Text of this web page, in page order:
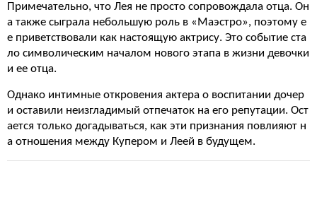
Примечательно, что Лея не просто сопровождала отца. Он
а также сыграла небольшую роль в «Маэстро», поэтому е
е приветствовали как настоящую актрису. Это событие ста
ло символическим началом нового этапа в жизни девочки
и ее отца.
Однако интимные откровения актера о воспитании дочер
и оставили неизгладимый отпечаток на его репутации. Ост
ается только догадываться, как эти признания повлияют н
а отношения между Купером и Леей в будущем.